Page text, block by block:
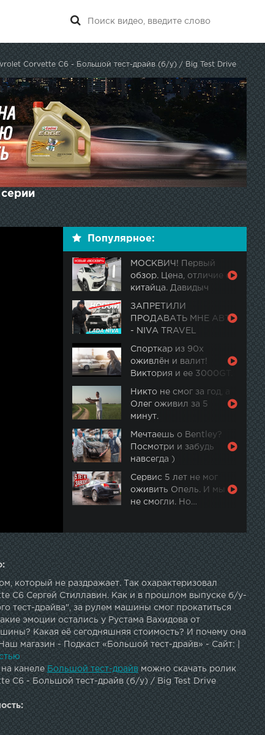
Corvette C6 - Большой тест-драйв (б/у) / Big Test Drive
Популярное:
МОСКВИЧ! Первый
обзор. Цена, отличие от
китайца. Давидыч
ЗАПРЕТИЛИ
ПРОДАВАТЬ МНЕ АВТО
- NIVA TRAVEL
Спорткар из 90х
оживлён и валит!
Виктория и ее 3000GT.
Никто не смог за год, а
Олег оживил за 5
минут.
Мечтаешь о Bentley?
Посмотри и забудь
навсегда )
Сервис 5 лет не мог
оживить Опель. И мы
не смогли. Но…
который не раздражает. Так охарактеризовал
C6 Сергей Стиллавин. Как и в прошлом выпуске б/у-
тест-драйва", за рулем машины смог прокатиться
эмоции остались у Рустама Вахидова от
Какая её сегодняшняя стоимость? И почему она
магазин - Подкаст «Большой тест-драйв» - Сайт: |
| Facebook: | Vkontakte: | LJ: JOIN QUIZGROUP
на канелеБольшой тест-драйвможно скачать ролик
C6 - Большой тест-драйв (б/у) / Big Test Drive